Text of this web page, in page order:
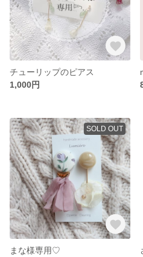
チューリップのピアス
1,000円
SOLD OUT
まな様専用♡